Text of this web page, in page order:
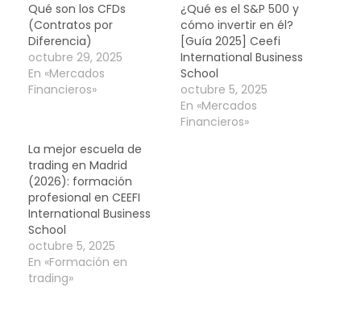
Qué son los CFDs
(Contratos por
Diferencia)
octubre 29, 2025
En «Mercados
Financieros»
¿Qué es el S&P 500 y
cómo invertir en él?
[Guía 2025] Ceefi
International Business
School
octubre 5, 2025
En «Mercados
Financieros»
La mejor escuela de
trading en Madrid
(2026): formación
profesional en CEEFI
International Business
School
octubre 5, 2025
En «Formación en
trading»